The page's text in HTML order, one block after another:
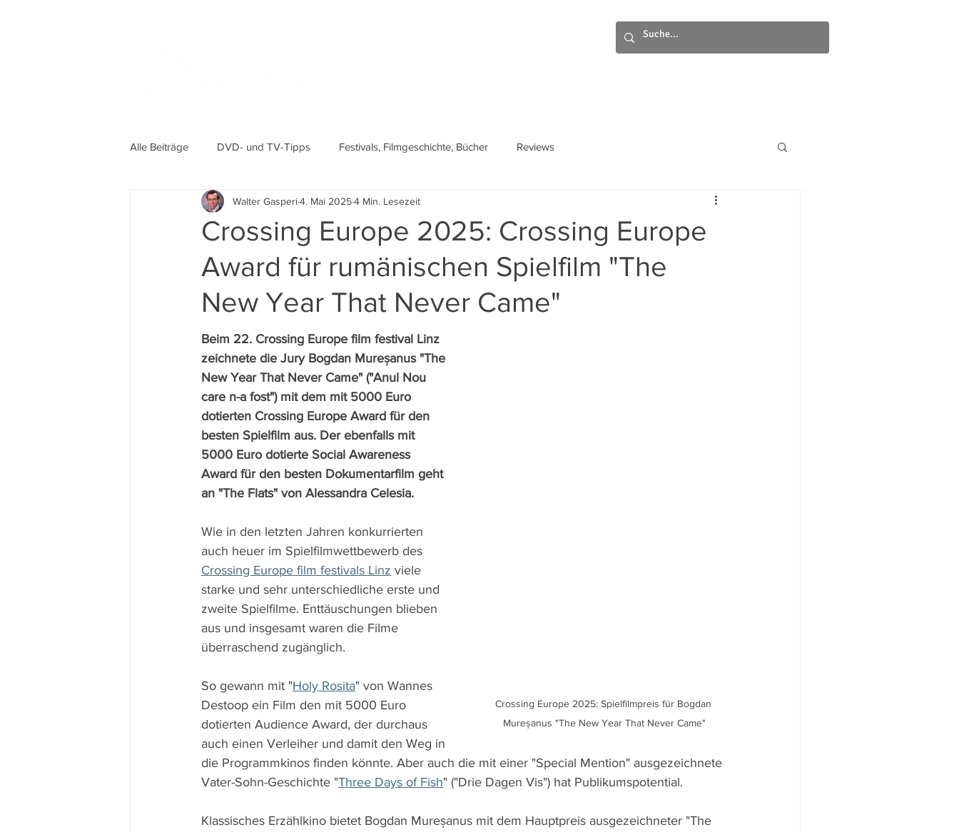
Alle Beiträge DVD- und TV-Tipps Festivals, Filmgeschichte, Bücher Reviews
Crossing Europe 2025: Crossing Europe
Award für rumänischen Spielfilm "The
New Year That Never Came"
Walter Gasperi4. Mai 20254 Min. Lesezeit
Crossing Europe 2025: Spielfilmpreis für Bogdan
Mureșanus "The New Year That Never Came"
Beim 22. Crossing Europe film festival Linz
zeichnete die Jury Bogdan Mureșanus "The
New Year That Never Came" ("Anul Nou
care n-a fost") mit dem mit 5000 Euro
dotierten Crossing Europe Award für den
besten Spielfilm aus. Der ebenfalls mit
5000 Euro dotierte Social Awareness
Award für den besten Dokumentarfilm geht
an "The Flats" von Alessandra Celesia.
Wie in den letzten Jahren konkurrierten
auch heuer im Spielfilmwettbewerb des
Crossing Europe film festivals Linz viele
starke und sehr unterschiedliche erste und
zweite Spielfilme. Enttäuschungen blieben
aus und insgesamt waren die Filme
überraschend zugänglich.
So gewann mit "Holy Rosita" von Wannes
Destoop ein Film den mit 5000 Euro
dotierten Audience Award, der durchaus
auch einen Verleiher und damit den Weg in
die Programmkinos finden könnte. Aber auch die mit einer "Special Mention" ausgezeichnete
Vater-Sohn-Geschichte "Three Days of Fish" ("Drie Dagen Vis") hat Publikumspotential.
Klassisches Erzählkino bietet Bogdan Mureșanus mit dem Hauptpreis ausgezeichneter "The